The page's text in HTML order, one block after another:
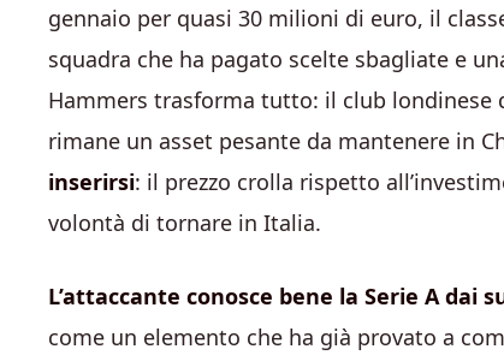
gennaio per quasi 30 milioni di euro, il
squadra che ha pagato scelte sbagliate e
Hammers trasforma tutto: il club londinese
rimane un asset pesante da mantenere in
inserirsi: il prezzo crolla rispetto
volontà di tornare in Italia.
L’attaccante conosce bene la Serie A dai
come un elemento che ha già provato a